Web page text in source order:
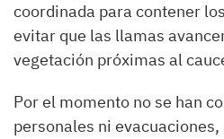
coordinada para contener
evitar que las llamas
vegetación próximas al
Por el momento no se han
personales ni